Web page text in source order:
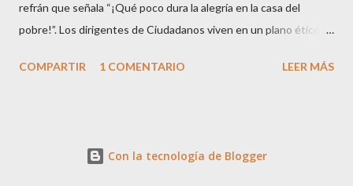
refrán que señala “¡Qué poco dura la alegría en la casa del
pobre!”. Los dirigentes de Ciudadanos viven en un plano ético
política, inventores de la honestidad y defensores acérrimos de
política podrás ser muy fino, educado, bien parecido y tener
COMPARTIR 1 COMENTARIO LEER MÁS
Con la tecnología de Blogger